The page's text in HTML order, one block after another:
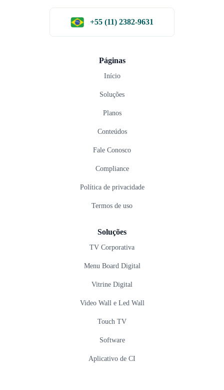
Páginas
Início
Soluções
Planos
Conteúdos
Fale Conosco
Compliance
Política de privacidade
Termos de uso
Soluções
TV Corporativa
Menu Board Digital
Vitrine Digital
Video Wall e Led Wall
Touch TV
Software
Aplicativo de CI
+55 (11) 2382-9631